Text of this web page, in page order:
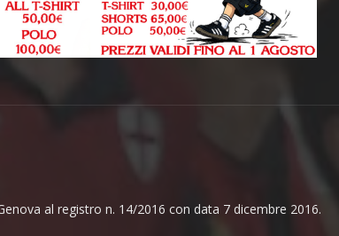
al registro n. 14/2016 con data 7 dicembre 2016.